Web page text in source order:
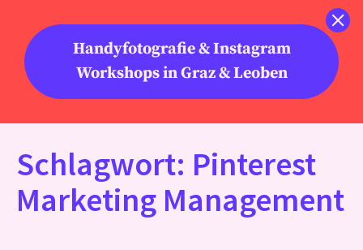
Inhalt
springen
Menü
Schlagwort: Pinterest
Marketing Management
Handyfotografie & Instagram
Workshops in Graz & Leoben